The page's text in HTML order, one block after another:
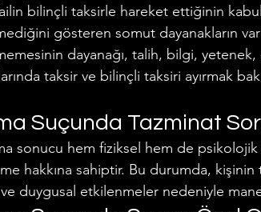
bilinçli taksirle hareket ettiğinin
gösteren somut dayanakların
dayanağı, talih, bilgi,
taksir ve bilinçli taksiri ayırmak
Suçunda Tazminat
sonucu hem fiziksel hem de
hakkına sahiptir. Bu durumda, kişinin
ve duygusal etkilenmeler nedeniyle